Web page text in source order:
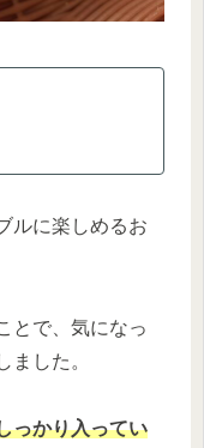
ルに楽しめるお
とで、気になっ
ました。
っかり入ってい